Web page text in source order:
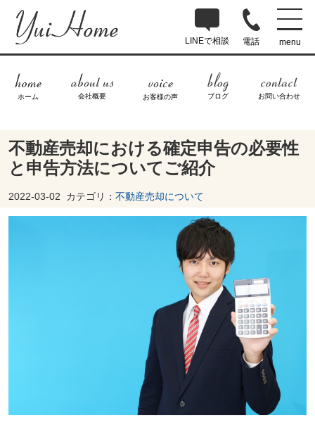
LINEで相談 電話 menu
ホーム 会社概要 お客様の声 ブログ お問い合わせ
不動産売却における確定申告の必要性
と申告方法についてご紹介
2022-03-02 カテゴリ： 不動産売却について